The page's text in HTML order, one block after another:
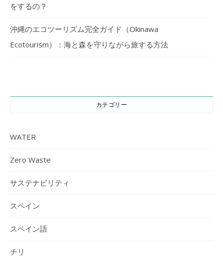
をするの？
沖縄のエコツーリズム完全ガイド（Okinawa
Ecotourism）：海と森を守りながら旅する方法
カテゴリー
WATER
Zero Waste
サステナビリティ
スペイン
スペイン語
チリ